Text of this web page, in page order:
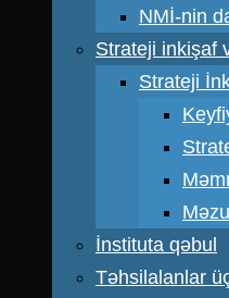
NMİ-nin
Strateji inkişaf
Strateji
İnstituta qəbul
Təhsilalanlar